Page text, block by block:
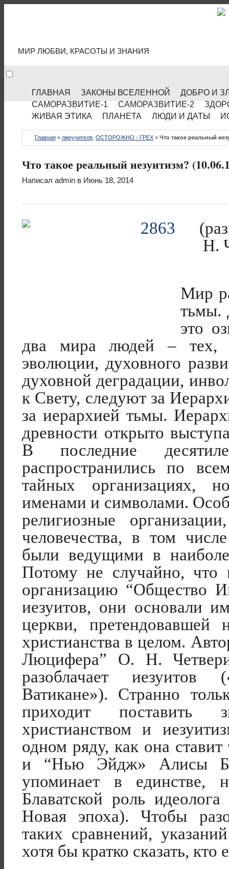
МИР ЛЮБВИ, КРАСОТЫ И ЗНАНИЯ
ГЛАВНАЯ ЗАКОНЫ ВСЕЛЕННОЙ
ДОБРО И
САМОРАЗВИТИЕ-1
САМОРАЗВИТИЕ-2
ЖИВАЯ ЭТИКА
ПЛАНЕТА ЛЮДИ И ДАТЫ
Главная » лжеучителя ОСТОРОЖНО - ГРЕХ » Что такое реальный
Что такое реальный иезуитизм?
Написал admin в Июнь 18, 2014
Н.
Мир
тьмы.
это
два мира людей – тех,
эволюции, духовного
духовной деградации,
к Свету, следуют за
за иерархией тьмы.
древности открыто
В последние
распространились по
тайных организациях,
именами и символами.
религиозные
человечества, в том
были ведущими в
Потому не случайно, что
организацию “Общество
иезуитов, они основали
церкви, претендовавшей
христианства в целом.
Люцифера” О. Н.
разоблачает иезуитов
Ватикане»). Странно
приходит поставить
христианством и
одном ряду, как она
и “Нью Эйдж» Алисы
упоминает в
Блаватской роль
Новая эпоха). Чтобы
таких сравнений,
хотя бы кратко сказать, кто